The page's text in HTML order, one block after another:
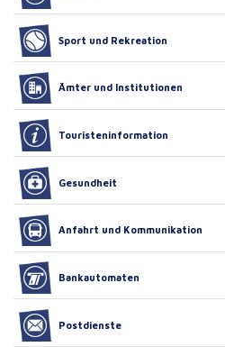
Sport und Rekreation
Ämter und Institutionen
Touristeninformation
Gesundheit
Anfahrt und Kommunikation
Bankautomaten
Postdienste